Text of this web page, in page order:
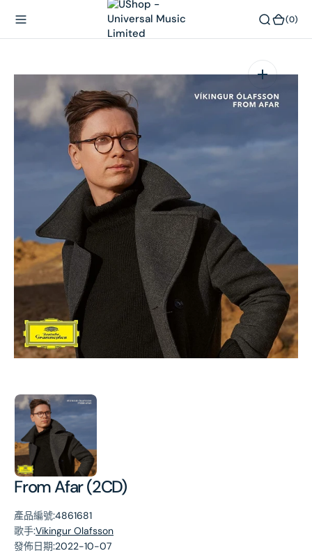
(0)
From Afar (2CD)
產品編號:4861681
歌手:Vikingur Olafsson
發佈日期:2022-10-07
在
相
簿
中
開
啟
第
1
張